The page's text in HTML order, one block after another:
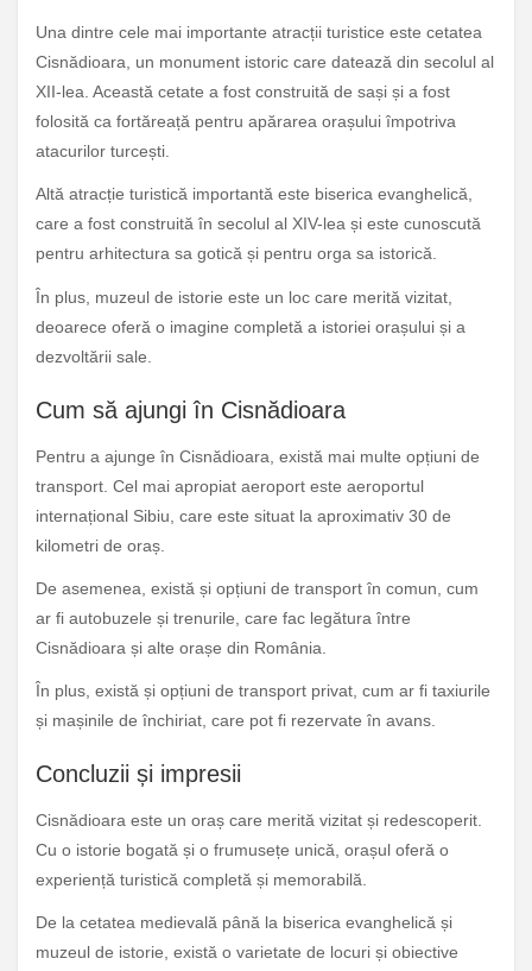
Una dintre cele mai importante atracții turistice este cetatea
Cisnădioara, un monument istoric care datează din secolul al
XII-lea. Această cetate a fost construită de sași și a fost
folosită ca fortăreață pentru apărarea orașului împotriva
atacurilor turcești.
Altă atracție turistică importantă este biserica evanghelică,
care a fost construită în secolul al XIV-lea și este cunoscută
pentru arhitectura sa gotică și pentru orga sa istorică.
În plus, muzeul de istorie este un loc care merită vizitat,
deoarece oferă o imagine completă a istoriei orașului și a
dezvoltării sale.
Cum să ajungi în Cisnădioara
Pentru a ajunge în Cisnădioara, există mai multe opțiuni de
transport. Cel mai apropiat aeroport este aeroportul
internațional Sibiu, care este situat la aproximativ 30 de
kilometri de oraș.
De asemenea, există și opțiuni de transport în comun, cum
ar fi autobuzele și trenurile, care fac legătura între
Cisnădioara și alte orașe din România.
În plus, există și opțiuni de transport privat, cum ar fi taxiurile
și mașinile de închiriat, care pot fi rezervate în avans.
Concluzii și impresii
Cisnădioara este un oraș care merită vizitat și redescoperit.
Cu o istorie bogată și o frumusețe unică, orașul oferă o
experiență turistică completă și memorabilă.
De la cetatea medievală până la biserica evanghelică și
muzeul de istorie, există o varietate de locuri și obiective